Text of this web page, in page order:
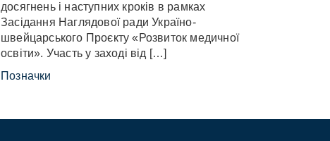
досягнень і наступних кроків в рамках
Засідання Наглядової ради Україно-
швейцарського Проєкту «Розвиток медичної
освіти». Участь у заході від […]
Позначки